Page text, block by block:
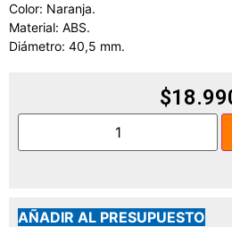
Color: Naranja.
Material: ABS.
Diámetro: 40,5 mm.
$
AÑADIR AL PRESUPUESTO